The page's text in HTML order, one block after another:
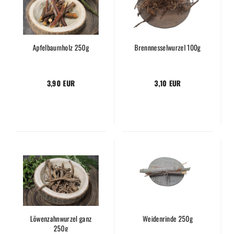
Apfelbaumholz 250g
3,90 EUR
Brennnesselwurzel 100g
3,10 EUR
Löwenzahnwurzel ganz
250g
Weidenrinde 250g